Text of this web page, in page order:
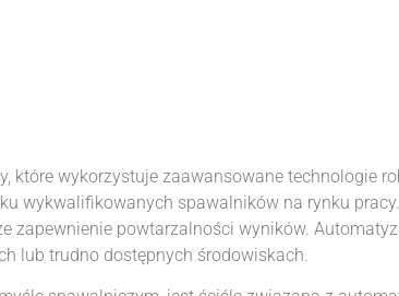
które wykorzystuje zaawansowane technologie
wykwalifikowanych spawalników na rynku
zapewnienie powtarzalności wyników.
lub trudno dostępnych środowiskach.